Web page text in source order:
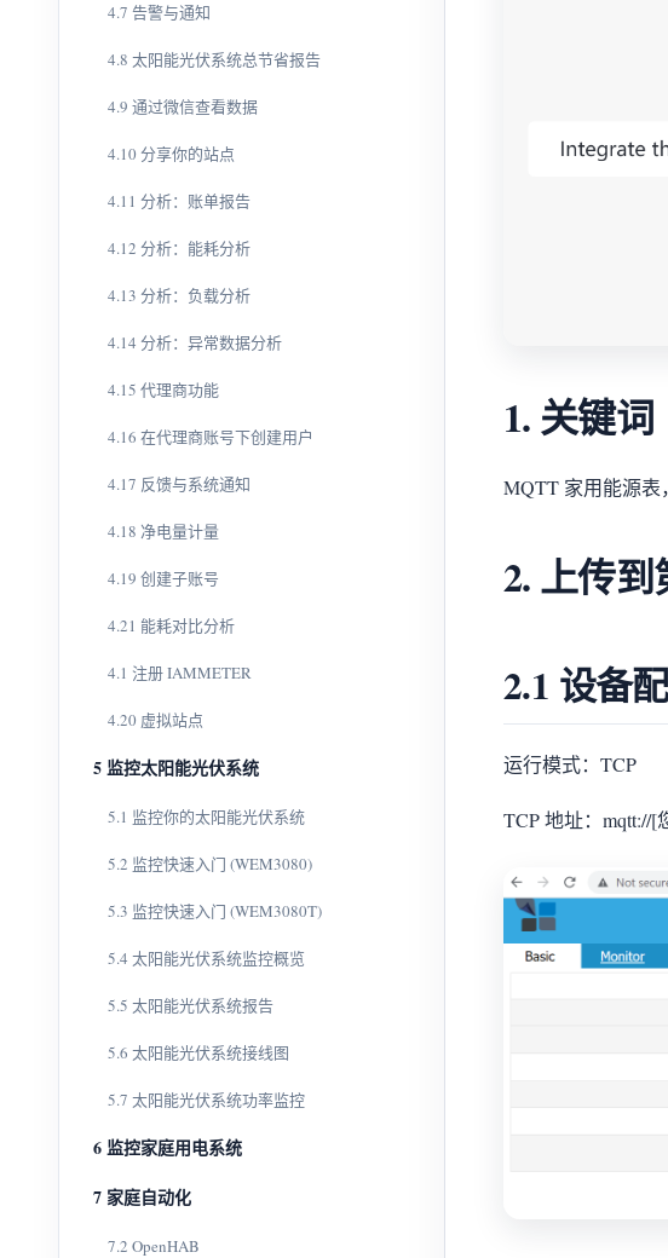
4.7 告警与通知
4.8 太阳能光伏系统总节省报告
4.9 通过微信查看数据
4.10 分享你的站点
4.11 分析：账单报告
4.12 分析：能耗分析
4.13 分析：负载分析
4.14 分析：异常数据分析
4.15 代理商功能
4.16 在代理商账号下创建用户
4.17 反馈与系统通知
4.18 净电量计量
4.19 创建子账号
4.21 能耗对比分析
4.1 注册 IAMMETER
4.20 虚拟站点
5 监控太阳能光伏系统
5.1 监控你的太阳能光伏系统
5.2 监控快速入门 (WEM3080)
5.3 监控快速入门 (WEM3080T)
5.4 太阳能光伏系统监控概览
5.5 太阳能光伏系统报告
5.6 太阳能光伏系统接线图
5.7 太阳能光伏系统功率监控
6 监控家庭用电系统
7 家庭自动化
7.2 OpenHAB
1. 关键词
MQTT 家用能源
2. 上传
2.1 设备
运行模式：TCP
TCP 地址：mqtt://